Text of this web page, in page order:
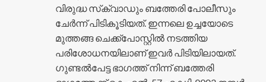
വിരുദ്ധ സ്‌ക്വാഡും ബത്തേരി പോലീസും
ചേർന്ന് പിടികൂടിയത്. ഇന്നലെ ഉച്ചയോടെ
മുത്തങ്ങ ചെക്ക്‌പോസ്റ്റിൽ നടത്തിയ
പരിശോധനയിലാണ് ഇവർ പിടിയിലായത്.
ഗുണ്ടൽപേട്ട ഭാഗത്ത് നിന്ന് ബത്തേരി